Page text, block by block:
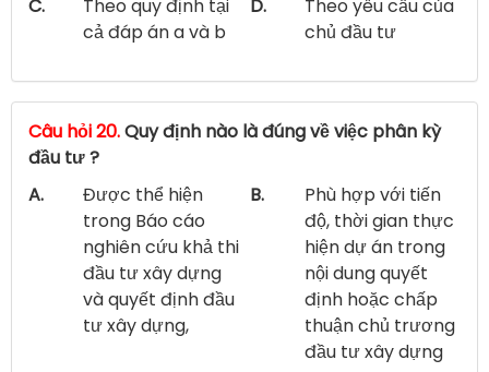
C.
Theo quy định tại
cả đáp án a và b
D.
Theo yêu cầu của
chủ đầu tư
Câu hỏi 20.Quy định nào là đúng về việc phân kỳ
đầu tư ?
A.
Được thể hiện
trong Báo cáo
nghiên cứu khả thi
đầu tư xây dựng
và quyết định đầu
tư xây dựng,
B.
Phù hợp với tiến
độ, thời gian thực
hiện dự án trong
nội dung quyết
định hoặc chấp
thuận chủ trương
đầu tư xây dựng